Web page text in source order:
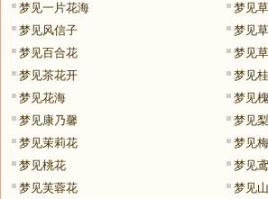
梦见一片花海
梦见草
梦见风信子
梦见
梦见百合花
梦见
梦见茶花开
梦见
梦见花海
梦见
梦见康乃馨
梦见
梦见茉莉花
梦见
梦见桃花
梦见
梦见芙蓉花
梦见